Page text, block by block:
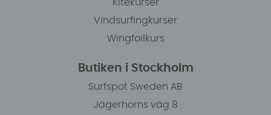
Kitekurser
Vindsurfingkurser
Wingfoilkurs
Butiken i Stockholm
Surfspot Sweden AB
Jägerhorns väg 8